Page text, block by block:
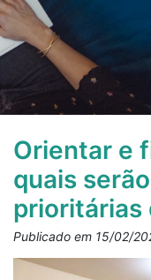
Orientar e
quais
prioritárias
Publicado em 15/02/